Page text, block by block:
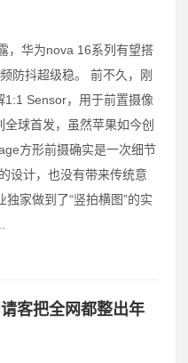
，华为nova 16系列有望搭
防抖超级稳。 前不久，刚
1:1 Sensor，用于前置摄像
球首发，虽然苹果如今创
方形前摄确实是一次细节
设计，也没有带来传统意
家做到了“竖拍横图”的实
客把全网都整出年